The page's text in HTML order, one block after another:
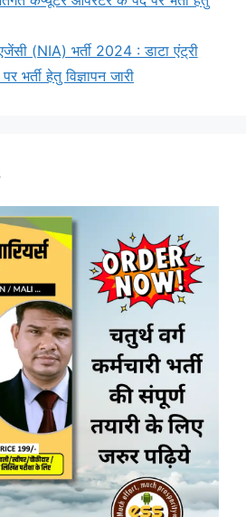
(NIA) भर्ती 2024 : डाटा एंट्री
भर्ती हेतु विज्ञापन जारी